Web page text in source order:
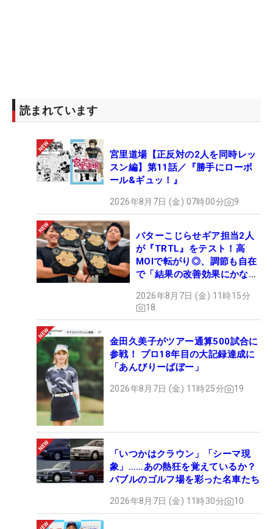
読まれています
宮里道場【正反対の2人を同時レッ
スン編】第11話／『勝手にローボ
ール&ギュッ！』
2026年8月7日 (金) 07時00分 9
パターこじらせギア担当2人
が『TRTL』をテスト！高
MOIで転がり◎、調節も自在
で「結果の改善効果にかなり
2026年8月7日 (金) 11時15分
18
金田久美子がツアー通算500試合に
参戦！ プロ18年目の大記録達成に
「あんびりーばぼー」
2026年8月7日 (金) 11時25分 19
「いつかはクラウン」「シーマ現
象」……あの熱狂を覚えているか？
バブルのゴルフ場を彩った名車たち
2026年8月7日 (金) 11時30分 10